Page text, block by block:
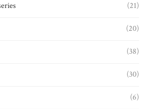
(21)
(20)
(38)
(30)
(6)